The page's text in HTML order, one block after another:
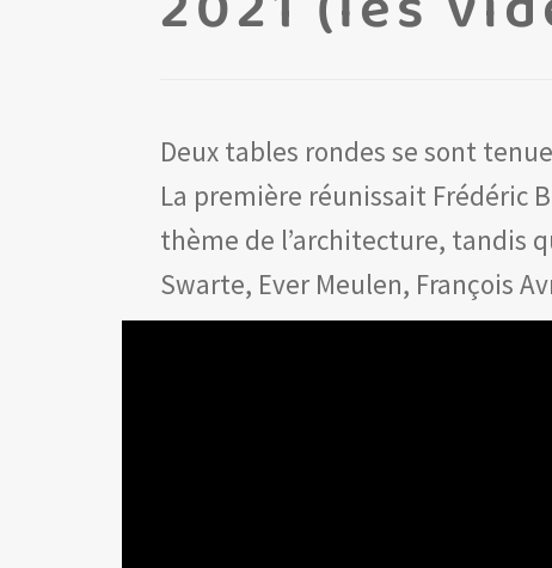
Deux tables rondes se sont
La première réunissait Frédéric
thème de l’architecture, tandis
Swarte, Ever Meulen, François